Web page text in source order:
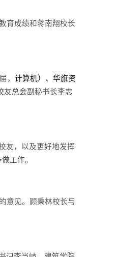
育成绩和蒋南翔校长
届，计算机）、华旗资
友总会副秘书长李志
友，以及更好地发挥
工作。
意见。顾秉林校长与